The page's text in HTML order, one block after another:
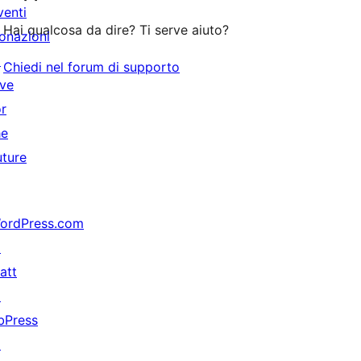
stelle
Hai qualcosa da dire? Ti serve aiuto?
Chiedi nel forum di supporto